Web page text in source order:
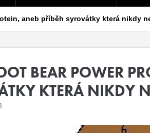
aneb příběh syrovátky která nikdy
BEAR POWER
KTERÁ NIKDY